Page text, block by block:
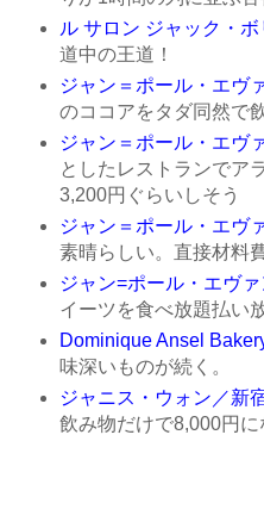
ル サロン ジャック・
道中の王道！
ジャン＝ポール・エヴ
のココアをタダ同然で
ジャン＝ポール・エヴ
としたレストランでア
3,200円ぐらいしそう
ジャン＝ポール・エヴ
素晴らしい。直接材料
ジャン=ポール・エヴ
イーツを食べ放題払い
Dominique Ansel
味深いものが続く。
ジャニス・ウォン／新
飲み物だけで8,000円に